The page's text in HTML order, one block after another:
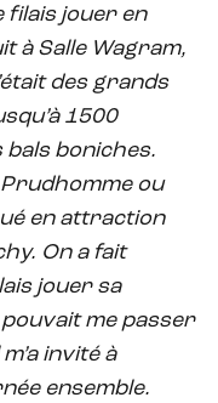
filais jouer en
à Salle Wagram,
des grands
1500
bals boniches.
ou
en attraction
On a fait
jouer sa
pouvait me passer
invité à
ensemble.